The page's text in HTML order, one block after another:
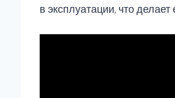
в эксплуатации, что